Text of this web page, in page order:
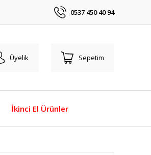
0537 450 40 94
Üyelik Sepetim
İkinci El Ürünler